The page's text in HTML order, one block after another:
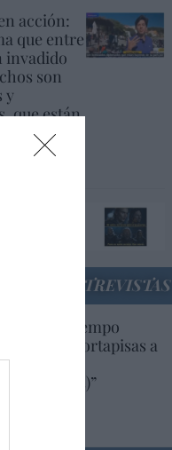
acción:
que entre
invadido
son
y
que están
su país
llame a
ENTREVISTAS
mucho tiempo
y cortapisas a
(y europeas)”